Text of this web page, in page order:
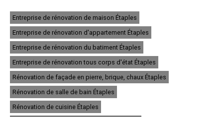
- Entreprise de rénovation immobilière à Lens
- Entreprise de rénovation immobilière à Liévin
- Entreprise de rénovation immobilière à Béthune
- Entreprise de rénovation immobilière à Hénin-Beaumont
- Entreprise de rénovation immobilière à Bruay-la-Buissière
- Entreprise de rénovation immobilière à Avion
- Entreprise de rénovation immobilière à Carvin
- Entreprise de rénovation immobilière à Berck
- Entreprise de rénovation immobilière à Saint-Omer
- Entreprise de rénovation immobilière à Outreau
- Entreprise de rénovation immobilière à Harnes
- Entreprise de rénovation immobilière à Méricourt
Entreprise de rénovation de maison Étaples
Entreprise de rénovation d'appartement Étaples
Entreprise de rénovation du batiment Étaples
Entreprise de rénovation tous corps d'état Étaples
Rénovation de façade en pierre, brique, chaux Étaples
Rénovation de salle de bain Étaples
Rénovation de cuisine Étaples